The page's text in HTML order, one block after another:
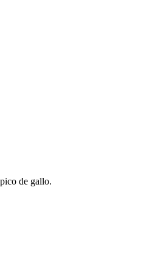
de gallo.